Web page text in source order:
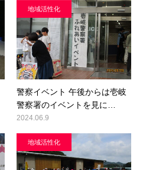
地域活性化
警察イベント 午後からは壱岐
警察署のイベントを見に…
2024.06.9
地域活性化